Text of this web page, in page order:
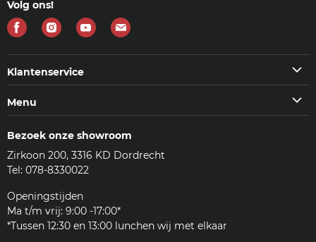
Volg ons!
Vind
Facebook
Vind
op
Instagram
Vind
Youtube
Vind
E-
Klantenservice
Veelgestelde vragen (FAQ)
Reviews
Woordenlijst
Menu
Koffie & meer
Accessoires
Reinigingsmiddelen
Onderdelen
JURA
Klantenservice
Bezoek onze showroom
Zirkoon 200, 3316 KD Dordrecht
Tel: 078-8330022
Openingstijden
Ma t/m vrij: 9:00 -17:00*
*Tussen 12:30 en 13:00 lunchen wij met elkaar